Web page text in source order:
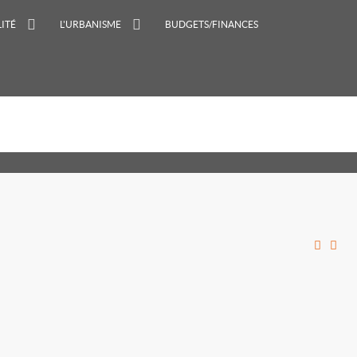
L'URBANISME BUDGETS/FINANCES